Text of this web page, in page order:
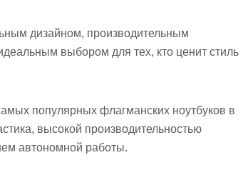
дизайном, производительным
выбором для тех, кто ценит стиль
популярных флагманских ноутбуков в
высокой производительностью
автономной работы.